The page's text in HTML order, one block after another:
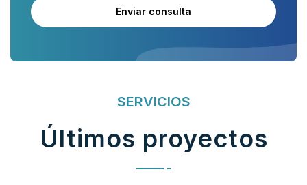
Enviar consulta
SERVICIOS
Últimos proyectos